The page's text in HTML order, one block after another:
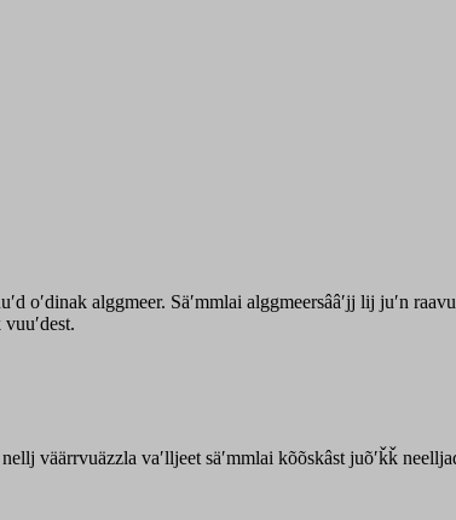
oʹdinak alggmeer. Säʹmmlai alggmeersââʹjj lij juʹn
väärrvuäzzla vaʹlljeet säʹmmlai kõõskâst juõʹǩǩ